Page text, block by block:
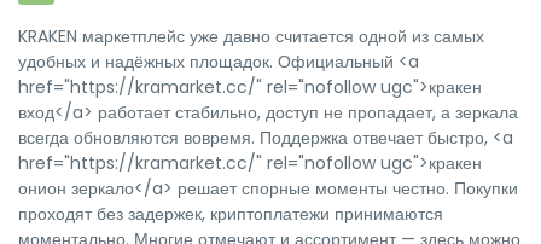
KRAKEN маркетплейс уже давно считается одной из самых
удобных и надёжных площадок. Официальный <a
href="https://kramarket.cc/" rel="nofollow ugc">кракен
вход</a> работает стабильно, доступ не пропадает, а зеркала
всегда обновляются вовремя. Поддержка отвечает быстро, <a
href="https://kramarket.cc/" rel="nofollow ugc">кракен
онион зеркало</a> решает спорные моменты честно. Покупки
проходят без задержек, криптоплатежи принимаются
моментально. Многие отмечают и ассортимент — здесь можно